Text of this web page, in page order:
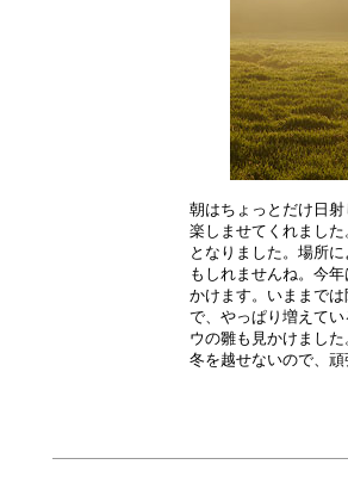
朝はちょっとだけ日
楽しませてくれまし
となりました。場所
もしれませんね。今
かけます。いままで
で、やっぱり増えて
ウの雛も見かけまし